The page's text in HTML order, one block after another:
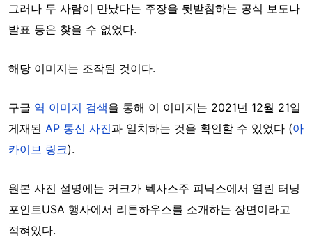
그러나 두 사람이 만났다는 주장을 뒷받침하는 공식 보도나
발표 등은 찾을 수 없었다.
해당 이미지는 조작된 것이다.
구글 역 이미지 검색을 통해 이 이미지는 2021년 12월 21일
게재된 AP 통신 사진과 일치하는 것을 확인할 수 있었다 (아
카이브 링크).
원본 사진 설명에는 커크가 텍사스주 피닉스에서 열린 터닝
포인트USA 행사에서 리튼하우스를 소개하는 장면이라고
적혀있다.